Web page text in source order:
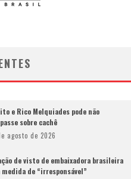
e Rico Melquiades pode não
sobre cachê
agosto de 2026
de visto de embaixadora brasileira
medida de “irresponsável”